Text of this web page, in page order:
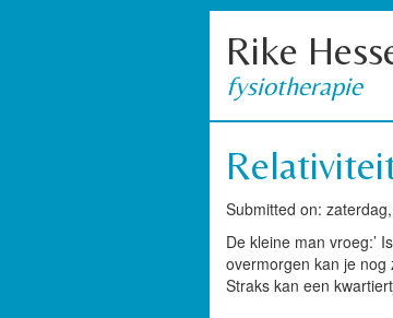
Rike
fysiotherapie
Submitted on:
De kleine man vroeg:’
overmorgen kan je nog
Straks kan een